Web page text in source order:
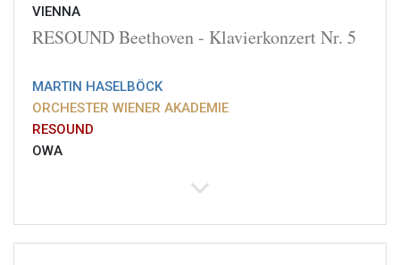
VIENNA
RESOUND Beethoven - Klavierkonzert Nr. 5
MARTIN HASELBÖCK
ORCHESTER WIENER AKADEMIE
RESOUND
OWA